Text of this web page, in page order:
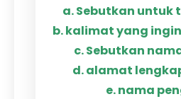
a. Sebutkan untuk
b. kalimat yang
c. Sebutkan
d. alamat
e. nama